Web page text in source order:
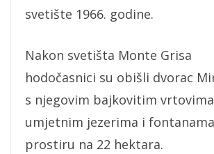
svetište 1966. godine.
Nakon svetišta Monte Grisa
hodočasnici su obišli dvorac
s njegovim bajkovitim
umjetnim jezerima i
prostiru na 22 hektara.